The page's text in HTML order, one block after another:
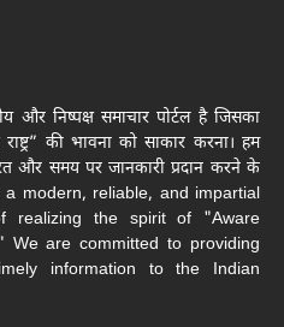
निष्पक्ष समाचार पोर्टल है जिसका
की भावना को साकार करना। हम
और समय पर जानकारी प्रदान करने के
a modern, reliable, and impartial
realizing the spirit of "Aware
We are committed to providing
information to the Indian